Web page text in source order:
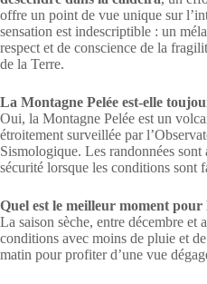
offre un point de vue unique sur
sensation est indescriptible : un
respect et de conscience de la
de la Terre.
La Montagne Pelée est-elle
Oui, la Montagne Pelée est un
étroitement surveillée par
Sismologique. Les randonnées sont
sécurité lorsque les conditions sont
Quel est le meilleur moment
La saison sèche, entre décembre et
conditions avec moins de pluie et
matin pour profiter d’une vue